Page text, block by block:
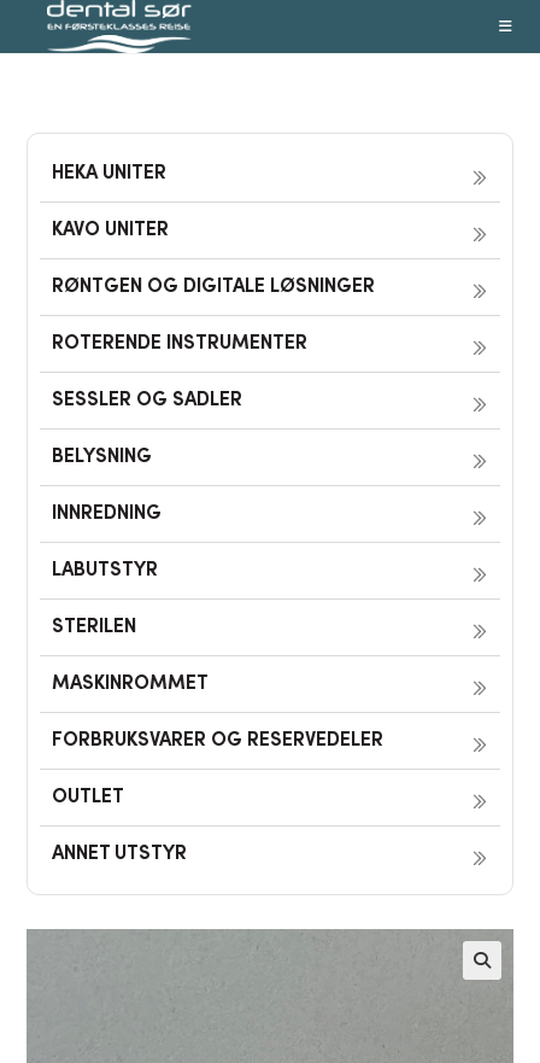
HEKA UNITER
KAVO UNITER
RØNTGEN OG DIGITALE LØSNINGER
ROTERENDE INSTRUMENTER
SESSLER OG SADLER
BELYSNING
INNREDNING
LABUTSTYR
STERILEN
MASKINROMMET
FORBRUKSVARER OG RESERVEDELER
OUTLET
ANNET UTSTYR